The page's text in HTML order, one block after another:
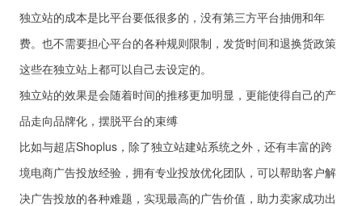
独立站的成本是比平台要低很多的，没有第三方平台抽佣和年
费。也不需要担心平台的各种规则限制，发货时间和退换货政策
这些在独立站上都可以自己去设定的。
独立站的效果是会随着时间的推移更加明显，更能使得自己的产
品走向品牌化，摆脱平台的束缚
比如与超店Shoplus，除了独立站建站系统之外，还有丰富的跨
境电商广告投放经验，拥有专业投放优化团队，可以帮助客户解
决广告投放的各种难题，实现最高的广告价值，助力卖家成功出